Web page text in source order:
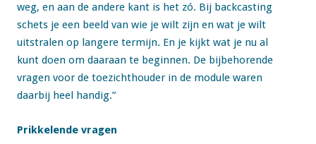
weg, en aan de andere kant is het zó. Bij backcasting
schets je een beeld van wie je wilt zijn en wat je wilt
uitstralen op langere termijn. En je kijkt wat je nu al
kunt doen om daaraan te beginnen. De bijbehorende
vragen voor de toezichthouder in de module waren
daarbij heel handig.”
Prikkelende vragen